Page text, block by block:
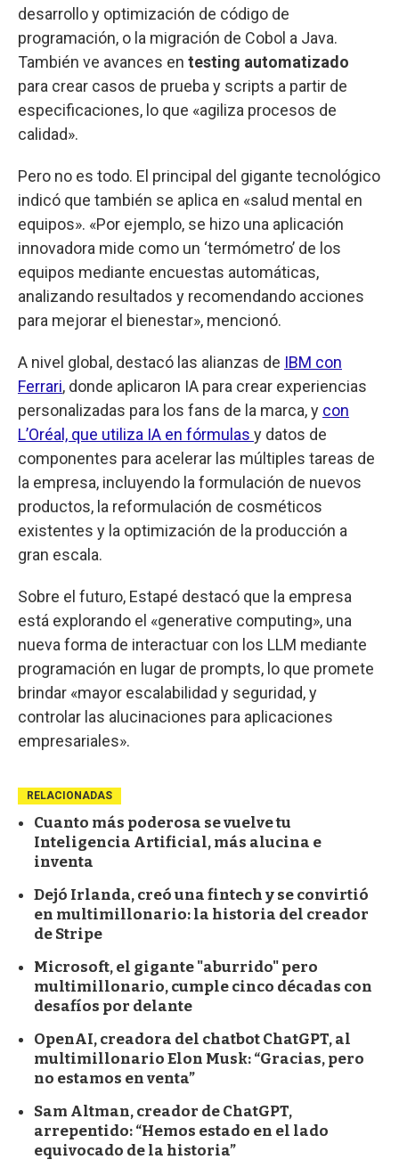
desarrollo y optimización de código de
programación, o la migración de Cobol a Java.
También ve avances en testing automatizado
para crear casos de prueba y scripts a partir de
especificaciones, lo que «agiliza procesos de
calidad».
Pero no es todo. El principal del gigante tecnológico
indicó que también se aplica en «salud mental en
equipos». «Por ejemplo, se hizo una aplicación
innovadora mide como un ‘termómetro’ de los
equipos mediante encuestas automáticas,
analizando resultados y recomendando acciones
para mejorar el bienestar», mencionó.
A nivel global, destacó las alianzas de IBM con
Ferrari, donde aplicaron IA para crear experiencias
personalizadas para los fans de la marca, y con
L’Oréal, que utiliza IA en fórmulas y datos de
componentes para acelerar las múltiples tareas de
la empresa, incluyendo la formulación de nuevos
productos, la reformulación de cosméticos
existentes y la optimización de la producción a
gran escala.
Sobre el futuro, Estapé destacó que la empresa
está explorando el «generative computing», una
nueva forma de interactuar con los LLM mediante
programación en lugar de prompts, lo que promete
brindar «mayor escalabilidad y seguridad, y
controlar las alucinaciones para aplicaciones
empresariales».
RELACIONADAS
Cuanto más poderosa se vuelve tu
Inteligencia Artificial, más alucina e
inventa
Dejó Irlanda, creó una fintech y se convirtió
en multimillonario: la historia del creador
de Stripe
Microsoft, el gigante "aburrido" pero
multimillonario, cumple cinco décadas con
desafíos por delante
OpenAI, creadora del chatbot ChatGPT, al
multimillonario Elon Musk: “Gracias, pero
no estamos en venta”
Sam Altman, creador de ChatGPT,
arrepentido: “Hemos estado en el lado
equivocado de la historia”